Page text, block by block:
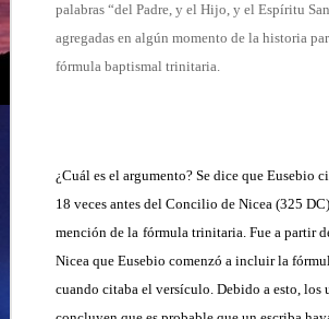
palabras “del Padre, y el Hijo, y el Espíritu
agregadas en algún momento de la historia
fórmula baptismal trinitaria.
¿Cuál es el argumento? Se dice que Eusebio
18 veces antes del Concilio de Nicea (325
mención de la fórmula trinitaria. Fue a partir
Nicea que Eusebio comenzó a incluir la
cuando citaba el versículo. Debido a esto, los